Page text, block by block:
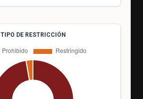
TIPO DE RESTRICCIÓN